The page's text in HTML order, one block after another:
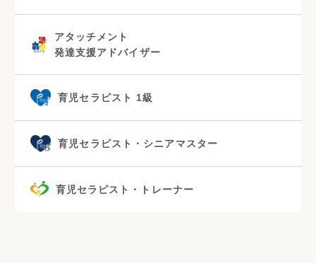
アタッチメント
発達支援アドバイザー
育児セラピスト 1級
育児セラピスト・シニアマスター
育児セラピスト・トレーナー